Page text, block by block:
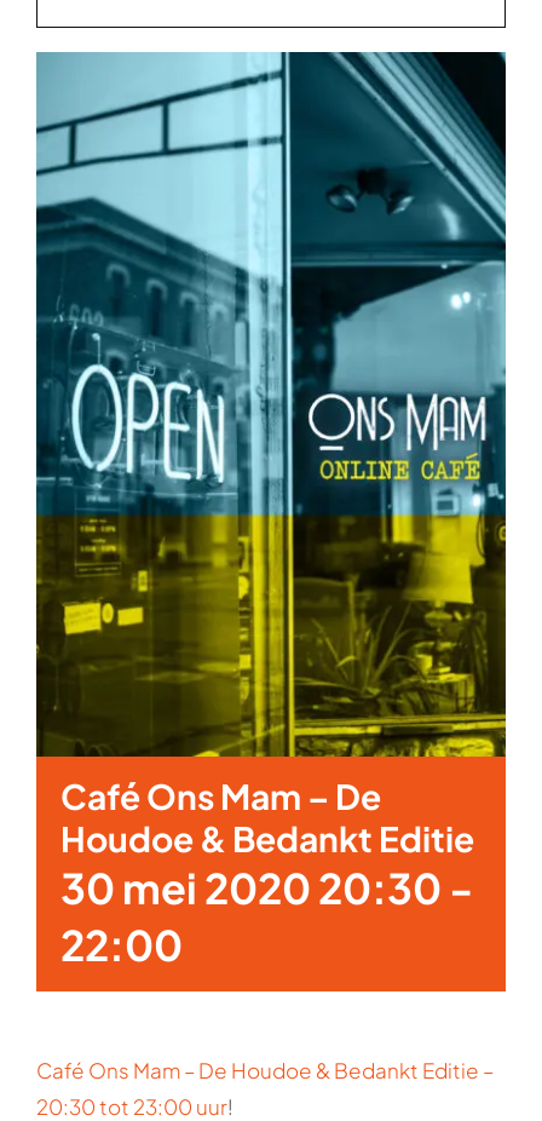
Rockronde
Café Ons Mam – De
Houdoe & Bedankt Editie
30 mei 2020 20:30 -
22:00
Café Ons Mam – De Houdoe & Bedankt Editie –
20:30 tot 23:00 uur!